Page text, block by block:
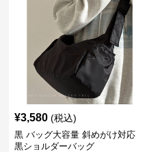
¥3,580 (税込)
黒 バッグ大容量 斜めがけ対応
黒ショルダーバッグ